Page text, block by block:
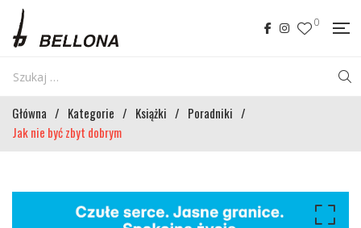
0
Główna / Kategorie / Książki / Poradniki /
Jak nie być zbyt dobrym